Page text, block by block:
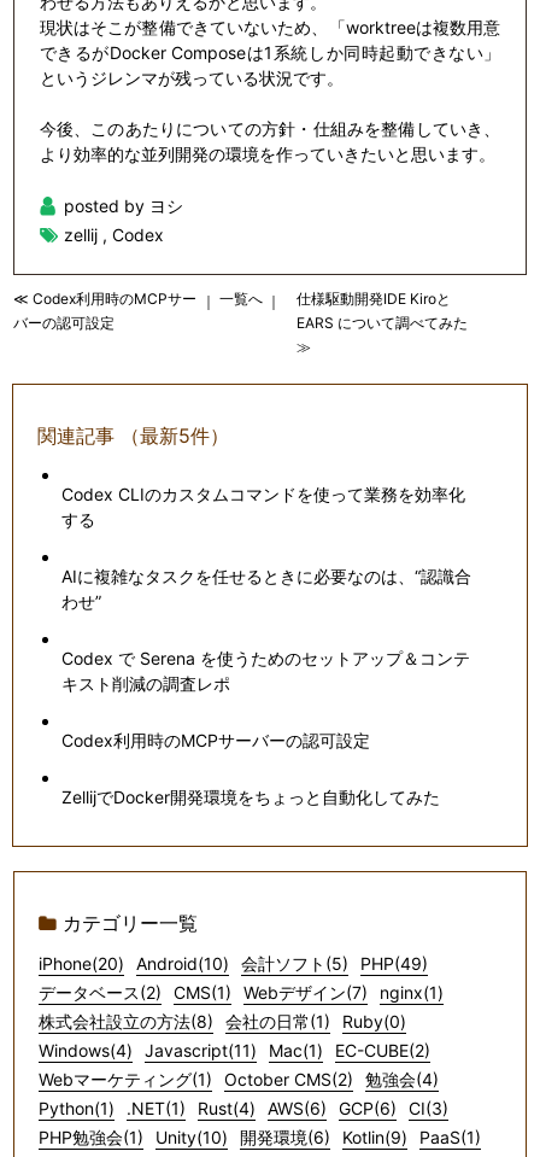
現状はそこが整備できていないため、「worktreeは複数用意
できるがDocker Composeは1系統しか同時起動できない」
というジレンマが残っている状況です。
今後、このあたりについての方針・仕組みを整備していき、
より効率的な並列開発の環境を作っていきたいと思います。
posted by ヨシ
zellij, Codex
≪ Codex利用時のMCPサー
バーの認可設定
｜一覧へ ｜
仕様駆動開発IDE Kiroと
EARS について調べてみた
≫
関連記事 （最新5件）
Codex CLIのカスタムコマンドを使って業務を効率化
する
AIに複雑なタスクを任せるときに必要なのは、“認識合
わせ”
Codex で Serena を使うためのセットアップ＆コンテ
キスト削減の調査レポ
Codex利用時のMCPサーバーの認可設定
ZellijでDocker開発環境をちょっと自動化してみた
カテゴリー一覧
iPhone(20) Android(10) 会計ソフト(5)
PHP(49)
データベース(2)
CMS(1) Webデザイン(7)
nginx(1)
株式会社設立の方法(8)
会社の日常(1)
Ruby(0)
Windows(4)
Javascript(11) Mac(1)
EC-CUBE(2)
Webマーケティング(1)
October CMS(2)
勉強会(4)
Python(1)
.NET(1) Rust(4) AWS(6) GCP(6)
CI(3)
PHP勉強会(1)
Unity(10) 開発環境(6) Kotlin(9)
PaaS(1)